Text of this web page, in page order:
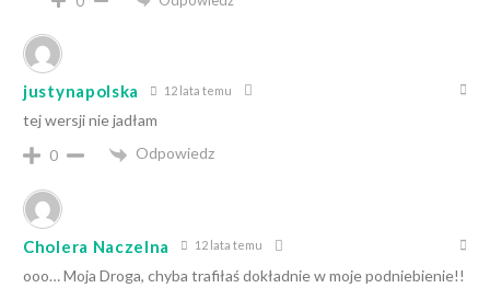
justynapolska 12 lata temu
tej wersji nie jadłam
0
Odpowiedz
Cholera Naczelna 12 lata temu
ooo… Moja Droga, chyba trafiłaś dokładnie w moje podniebienie!!